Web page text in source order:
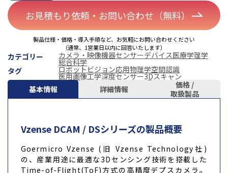
お見積もり依頼・お問い合わせ（無料）
製品仕様・価格・導入手順など、お気軽にお問い合わせください
（通常、1営業日以内に回答いたします）
カテゴリー カメラ・映像機器センサーデバイス医療学理学
総合科学
タグ
ロボットビジョン応用物理学空間認識
医用画像工学深度センサー3Dスキャン
基本情報
詳細情報
価格 /
取扱製品
Vzense DCAM / DSシリーズの製品概要
Goermicro Vzense (旧 Vzense Technology社)
の、産業用途に最適な3Dセンシング技術を搭載した
Time-of-Flight(ToF)方式の高精度デプスカメラ。